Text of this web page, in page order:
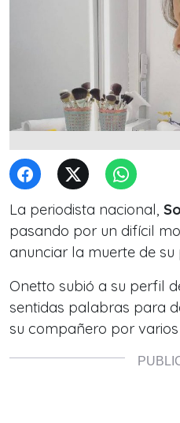
La periodista nacional,
pasando por un difícil
anunciar la muerte de su
Onetto subió a su perfil
sentidas palabras para
su compañero por varios